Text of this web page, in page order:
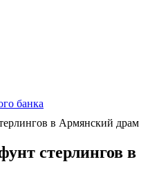
банка
в Армянский драм
стерлингов в